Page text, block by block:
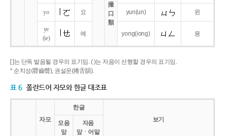
撮
口
類
yo 요 yun(un) 윈
ye
(ie)
예 yong(iong) 융
[ ]는 단독 발음될 경우의 표기임. ( )는 자음이 선행할 경우의 표기임.
* 순치성(脣齒聲), 권설운(捲舌韻).
표 6 폴란드어 자모와 한글 대조표
자모
한글
보기
모음
앞
자음
앞ㆍ어말